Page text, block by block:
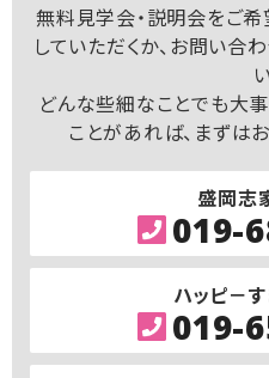
無料見学会・説明会をご
していただくか、お問い合
どんな些細なことでも大
ことがあれば、まずは
盛岡志
019-
ハッピ－
019-